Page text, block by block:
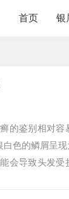
首页 银
的鉴别相对容
色的鳞屑呈
会导致头发受